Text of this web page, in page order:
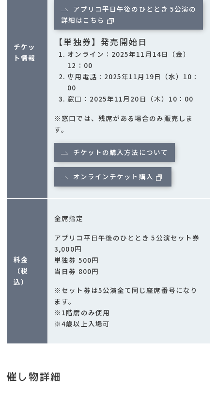
チケッ
ト情報
アプリコ平日午後のひととき 5公演の
詳細はこちら
【単独券】発売開始日
オンライン：2025年11月14日（金）
12：00
専用電話：2025年11月19日（水）10：
00
窓口：2025年11月20日（木）10：00
※窓口では、残席がある場合のみ販売しま
す。
チケットの購入方法について
オンラインチケット購入
料金
（税
込）
全席指定
アプリコ平日午後のひととき 5公演セット券
3,000円
単独券 500円
当日券 800円
※セット券は5公演全て同じ座席番号になり
ます。
※1階席のみ使用
※4歳以上入場可
催し物詳細